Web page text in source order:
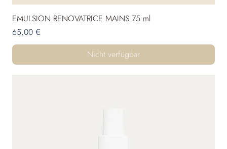
EMULSION RENOVATRICE MAINS 75 ml
Preis
65,00 €
Nicht verfügbar